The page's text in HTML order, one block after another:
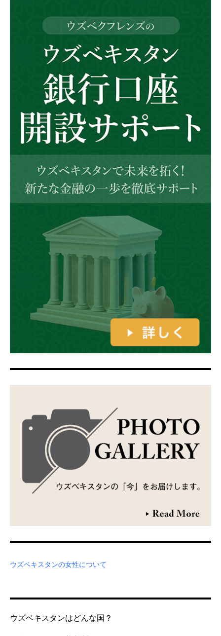
ウズベキスタンの女性について
ウズベキスタンはどんな国？